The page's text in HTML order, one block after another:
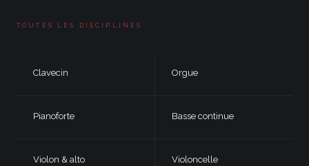
TOUTES LES DISCIPLINES
Clavecin Orgue
Pianoforte Basse continue
Violon & alto Violoncelle